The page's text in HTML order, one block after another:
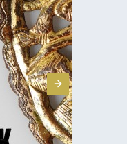
Next Slide